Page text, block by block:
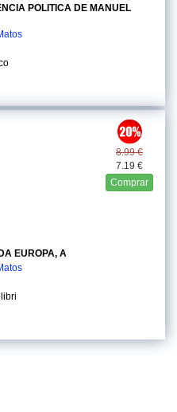
POLITICA DE MANUEL
8.99 €
7.19 €
Comprar
EUROPA, A